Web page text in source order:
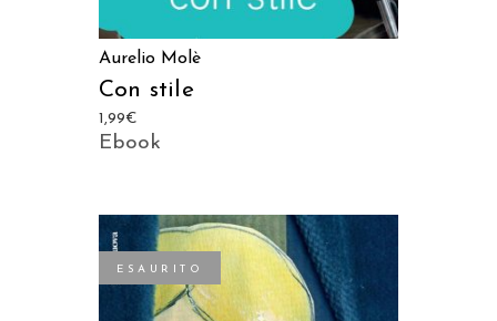
Aurelio Molè
Con stile
1,99€
Ebook
ESAURITO